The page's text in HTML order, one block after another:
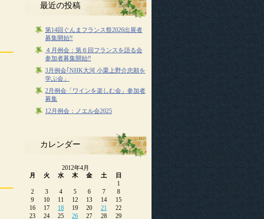
最近の投稿
第14回ぐんまフランス祭2026出展者
募集開始‼
４月例会：第６回フランスを語る会
参加者募集開始‼
3月例会｢NHK大河 小栗上野介忠順を
学ぶ会」
2月例会「ワインを楽しむ会」参加者
募集
12月例会：ノエル会2025
カレンダー
2012年4月
月
火 水 木 金 土
日
1
2
3 4 5 6 7
8
9
10 11 12 13 14
15
16
17 18 19 20 21
22
23
24 25 26 27 28
29